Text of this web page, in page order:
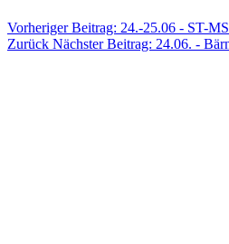
Vorheriger Beitrag: 24.-25.06 - ST-
Zurück Nächster Beitrag: 24.06. -